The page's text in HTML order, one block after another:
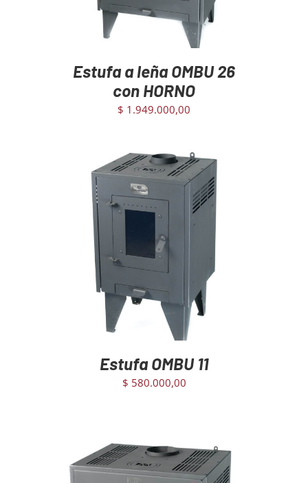
Estufa a leña OMBU 26
con HORNO
$ 1.949.000,00
AGREGAR AL CARRITO DETAILS
Estufa OMBU 11
$ 580.000,00